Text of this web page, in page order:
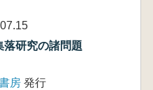
落研究の諸問題
房 発行